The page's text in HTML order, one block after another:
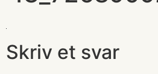
Skriv et svar